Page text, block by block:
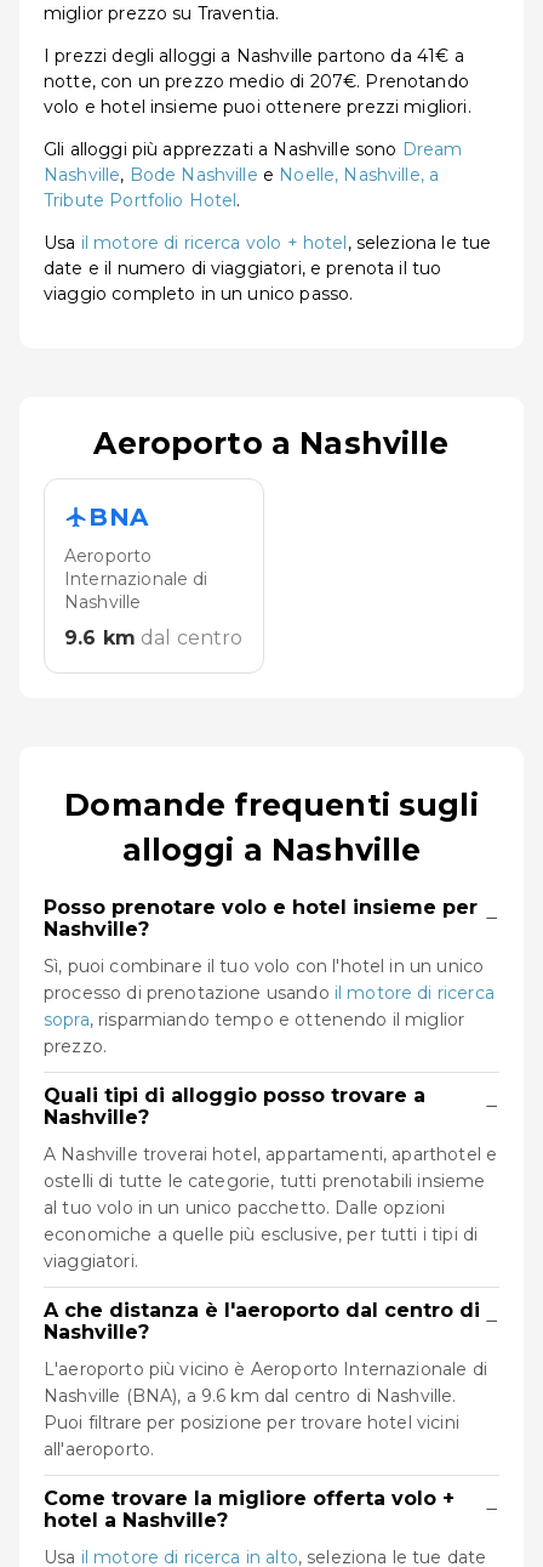
miglior prezzo su Traventia.
I prezzi degli alloggi a Nashville partono da 41€ a
notte, con un prezzo medio di 207€. Prenotando
volo e hotel insieme puoi ottenere prezzi migliori.
Gli alloggi più apprezzati a Nashville sono Dream
Nashville, Bode Nashville e Noelle, Nashville, a
Tribute Portfolio Hotel.
Usa il motore di ricerca volo + hotel, seleziona le tue
date e il numero di viaggiatori, e prenota il tuo
viaggio completo in un unico passo.
Aeroporto a Nashville
BNA
Aeroporto
Internazionale di
Nashville
9.6 km dal centro
Domande frequenti sugli
alloggi a Nashville
Posso prenotare volo e hotel insieme per
Nashville?
−
Sì, puoi combinare il tuo volo con l'hotel in un unico
processo di prenotazione usando il motore di ricerca
sopra, risparmiando tempo e ottenendo il miglior
prezzo.
Quali tipi di alloggio posso trovare a
Nashville?
−
A Nashville troverai hotel, appartamenti, aparthotel e
ostelli di tutte le categorie, tutti prenotabili insieme
al tuo volo in un unico pacchetto. Dalle opzioni
economiche a quelle più esclusive, per tutti i tipi di
viaggiatori.
A che distanza è l'aeroporto dal centro di
Nashville?
−
L'aeroporto più vicino è Aeroporto Internazionale di
Nashville (BNA), a 9.6 km dal centro di Nashville.
Puoi filtrare per posizione per trovare hotel vicini
all'aeroporto.
Come trovare la migliore offerta volo +
hotel a Nashville?
−
Usa il motore di ricerca in alto, seleziona le tue date